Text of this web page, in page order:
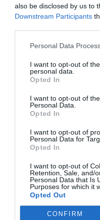
also be disclosed by us to
Downstream Participants
Personal Data
I want to opt-out of
personal data.
Opted In
I want to opt-out of
Personal Data.
Opted In
I want to opt-out of
Personal Data for
Opted In
I want to opt-out of
Retention, Sale, and/
Personal Data that Is
Purposes for which it
Opted Out
CONFIRM
SALE Κορδόνι
SALE Κορδόνι
16,00€
Κορδόνι
SIDEON
Το SIDEON
τεμαχίων SurfCenter